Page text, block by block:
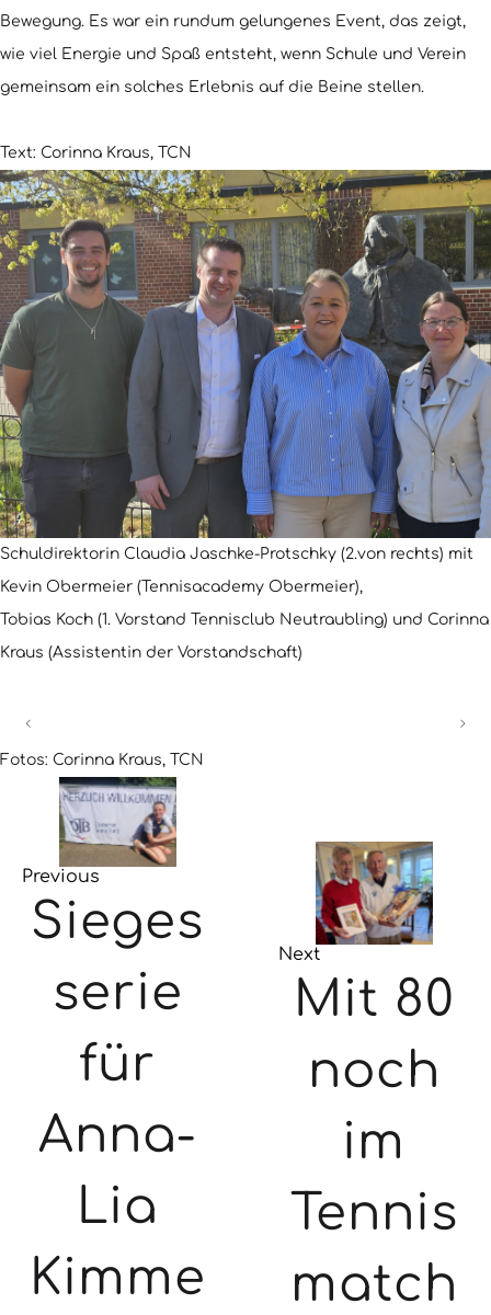
Bewegung. Es war ein rundum gelungenes Event, das zeigt,
wie viel Energie und Spaß entsteht, wenn Schule und Verein
gemeinsam ein solches Erlebnis auf die Beine stellen.
Text: Corinna Kraus, TCN
Schuldirektorin Claudia Jaschke-Protschky (2.von rechts) mit
Kevin Obermeier (Tennisacademy Obermeier),
Tobias Koch (1. Vorstand Tennisclub Neutraubling) und Corinna
Kraus (Assistentin der Vorstandschaft)
Fotos: Corinna Kraus, TCN
Previous
Sieges
serie
für
Anna-
Lia
Kimme
Next
Mit 80
noch
im
Tennis
match